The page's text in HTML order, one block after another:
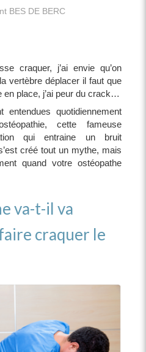
BES DE BERC
craquer, j’ai envie qu’on
vertèbre déplacer il faut que
en place, j’ai peur du crack…
quotidiennement
cette fameuse
qui entraine un bruit
créé tout un mythe, mais
quand votre ostéopathe
va-t-il va
craquer le